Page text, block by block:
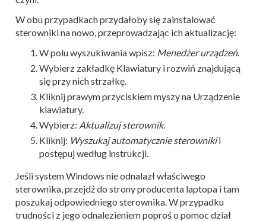
W obu przypadkach przydałoby się zainstalować
sterowniki na nowo, przeprowadzając ich aktualizację:
W polu wyszukiwania wpisz: Menedżer urządzeń.
Wybierz zakładkę Klawiatury i rozwiń znajdującą
się przy nich strzałkę.
Kliknij prawym przyciskiem myszy na Urządzenie
klawiatury.
Wybierz: Aktualizuj sterownik.
Kliknij: Wyszukaj automatycznie sterownikii
postępuj według instrukcji.
Jeśli system Windows nie odnalazł właściwego
sterownika, przejdź do strony producenta laptopa i tam
poszukaj odpowiedniego sterownika. W przypadku
trudności z jego odnalezieniem poproś o pomoc dział